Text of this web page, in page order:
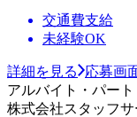
交通費支給
未経験OK
詳細を見る
応募画
アルバイト・パート
株式会社スタッフサ